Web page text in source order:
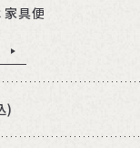
家具便
)